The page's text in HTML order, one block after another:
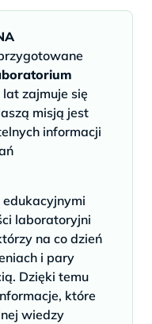
zajmuje się
misją jest
informacji
laboratoryjni
na co dzień
i pary
Dzięki temu
które
wiedzy